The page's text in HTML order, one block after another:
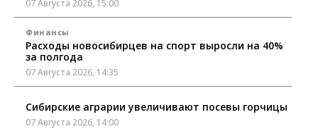
07 Августа 2026, 15:00
Финансы
Расходы новосибирцев на спорт выросли на 40%
за полгода
07 Августа 2026, 14:35
Сибирские аграрии увеличивают посевы горчицы
07 Августа 2026, 14:00